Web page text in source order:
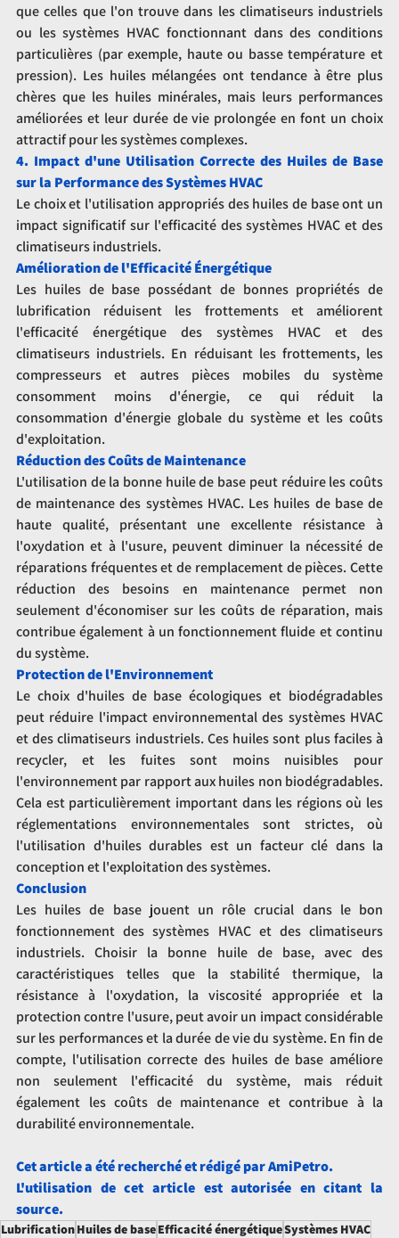
que celles que l'on trouve dans les climatiseurs industriels
ou les systèmes HVAC fonctionnant dans des conditions
particulières (par exemple, haute ou basse température et
pression). Les huiles mélangées ont tendance à être plus
chères que les huiles minérales, mais leurs performances
améliorées et leur durée de vie prolongée en font un choix
attractif pour les systèmes complexes.
4. Impact d'une Utilisation Correcte des Huiles de Base
sur la Performance des Systèmes HVAC
Le choix et l'utilisation appropriés des huiles de base ont un
impact significatif sur l'efficacité des systèmes HVAC et des
climatiseurs industriels.
Amélioration de l'Efficacité Énergétique
Les huiles de base possédant de bonnes propriétés de
lubrification réduisent les frottements et améliorent
l'efficacité énergétique des systèmes HVAC et des
climatiseurs industriels. En réduisant les frottements, les
compresseurs et autres pièces mobiles du système
consomment moins d'énergie, ce qui réduit la
consommation d'énergie globale du système et les coûts
d'exploitation.
Réduction des Coûts de Maintenance
L'utilisation de la bonne huile de base peut réduire les coûts
de maintenance des systèmes HVAC. Les huiles de base de
haute qualité, présentant une excellente résistance à
l'oxydation et à l'usure, peuvent diminuer la nécessité de
réparations fréquentes et de remplacement de pièces. Cette
réduction des besoins en maintenance permet non
seulement d'économiser sur les coûts de réparation, mais
contribue également à un fonctionnement fluide et continu
du système.
Protection de l'Environnement
Le choix d'huiles de base écologiques et biodégradables
peut réduire l'impact environnemental des systèmes HVAC
et des climatiseurs industriels. Ces huiles sont plus faciles à
recycler, et les fuites sont moins nuisibles pour
l'environnement par rapport aux huiles non biodégradables.
Cela est particulièrement important dans les régions où les
réglementations environnementales sont strictes, où
l'utilisation d'huiles durables est un facteur clé dans la
conception et l'exploitation des systèmes.
Conclusion
Les huiles de base jouent un rôle crucial dans le bon
fonctionnement des systèmes HVAC et des climatiseurs
industriels. Choisir la bonne huile de base, avec des
caractéristiques telles que la stabilité thermique, la
résistance à l'oxydation, la viscosité appropriée et la
protection contre l'usure, peut avoir un impact considérable
sur les performances et la durée de vie du système. En fin de
compte, l'utilisation correcte des huiles de base améliore
non seulement l'efficacité du système, mais réduit
également les coûts de maintenance et contribue à la
durabilité environnementale.
Cet article a été recherché et rédigé par AmiPetro.
L'utilisation de cet article est autorisée en citant la
source.
LubrificationHuiles de baseEfficacité énergétiqueSystèmes HVAC